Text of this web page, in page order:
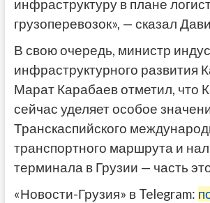
инфраструктуру в плане
грузоперевозок», — сказал
В свою очередь, министр
инфраструктурного развития
Марат Карабаев отметил, что
сейчас уделяет особое
Транскаспийского
транспортного маршрута и
терминала в Грузии — часть
«Новости-Грузия» в Telegram: